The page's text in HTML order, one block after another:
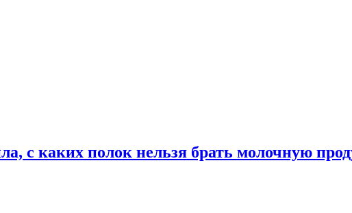
с каких полок нельзя брать молочную